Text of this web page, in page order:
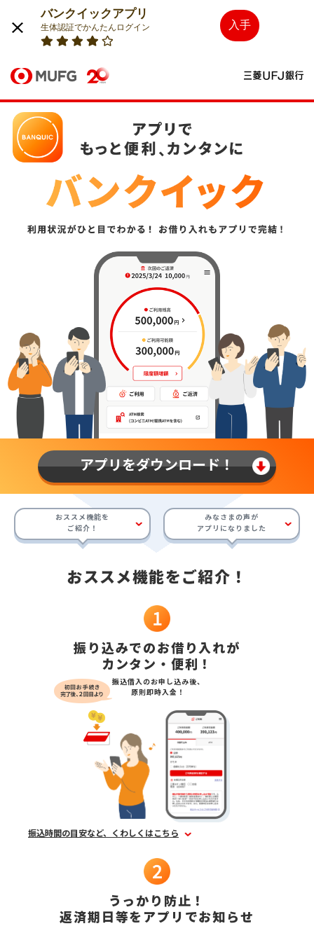
バンクイックアプリ
生体認証でかんたんログイン 入手
アプリをダウンロード！
おススメ機能を
ご紹介！
みなさまの声が
アプリになりました
おススメ機能をご紹介！
振り込みでのお借り入れが
カンタン・便利！
振込借入のお申し込み後、
原則即時入金！
振込時間の目安など、くわしくはこちら
うっかり防止！
返済期日等をアプリでお知らせ